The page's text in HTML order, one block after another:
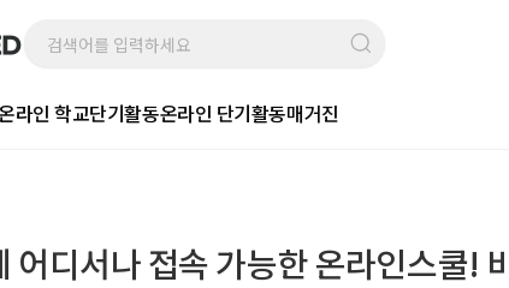
라인 학교단기활동온라인 단기활동매거진
어디서나 접속 가능한 온라인스쿨!